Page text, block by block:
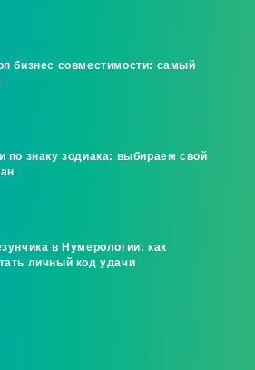
бизнес совместимости: самый
по знаку зодиака: выбираем свой
в Нумерологии: как
личный код удачи